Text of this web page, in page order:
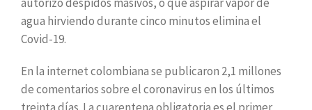
agua hirviendo durante cinco minutos elimina el
Covid-19.
En la internet colombiana se publicaron 2,1 millones
de comentarios sobre el coronavirus en los últimos